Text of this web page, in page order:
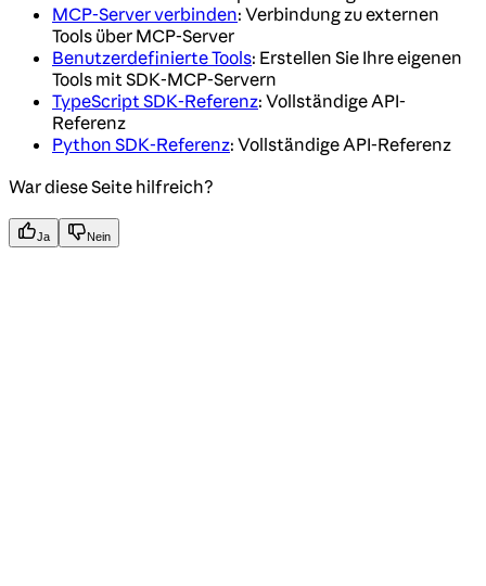
MCP-Server verbinden: Verbindung zu externen
Tools über MCP-Server
Benutzerdefinierte Tools: Erstellen Sie Ihre eigenen
Tools mit SDK-MCP-Servern
TypeScript SDK-Referenz: Vollständige API-
Referenz
Python SDK-Referenz: Vollständige API-Referenz
War diese Seite hilfreich?
Ja Nein